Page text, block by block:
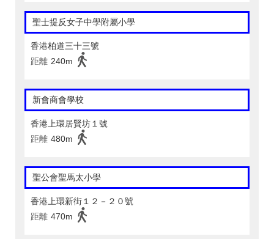
聖士提反女子中學附屬小學
香港柏道三十三號
距離 240m
新會商會學校
香港上環居賢坊１號
距離 480m
聖公會聖馬太小學
香港上環新街１２－２０號
距離 470m